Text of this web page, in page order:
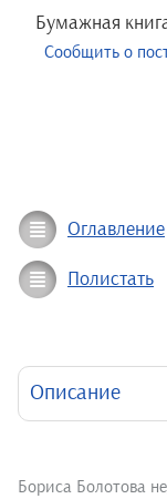
Бумажная
Сообщить о
Оглавление
Полистать
Описание
Бориса Болотова